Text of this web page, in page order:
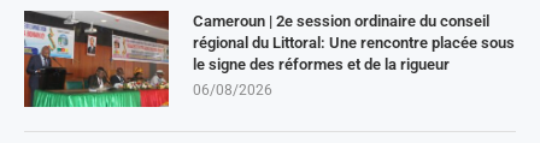
Cameroun | 2e session ordinaire du conseil
régional du Littoral: Une rencontre placée sous
le signe des réformes et de la rigueur
06/08/2026